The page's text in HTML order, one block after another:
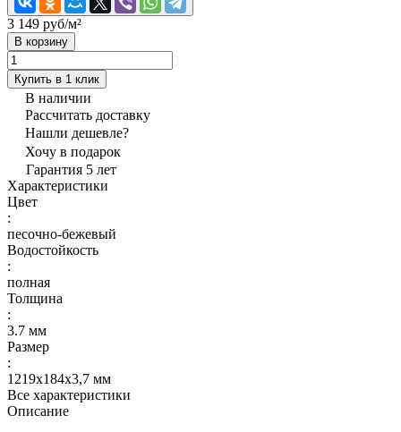
3 149 руб/м²
В корзину
Купить в 1 клик
В наличии
Рассчитать доставку
Нашли дешевле?
Хочу в подарок
Гарантия 5 лет
Характеристики
Цвет
:
песочно-бежевый
Водостойкость
:
полная
Толщина
:
3.7 мм
Размер
:
1219х184х3,7 мм
Все характеристики
Описание